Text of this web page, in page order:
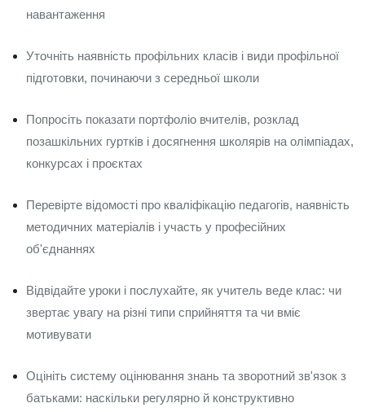
навантаження
Уточніть наявність профільних класів і види профільної
підготовки, починаючи з середньої школи
Попросіть показати портфоліо вчителів, розклад
позашкільних гуртків і досягнення школярів на олімпіадах,
конкурсах і проєктах
Перевірте відомості про кваліфікацію педагогів, наявність
методичних матеріалів і участь у професійних
об'єднаннях
Відвідайте уроки і послухайте, як учитель веде клас: чи
звертає увагу на різні типи сприйняття та чи вміє
мотивувати
Оцініть систему оцінювання знань та зворотний зв'язок з
батьками: наскільки регулярно й конструктивно